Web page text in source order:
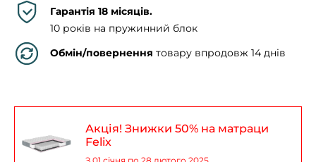
Гарантія 18 місяців.
10 років на пружинний блок
Обмін/повернення товару впродовж 14 днів
Акція! Знижки 50% на матраци
Felix